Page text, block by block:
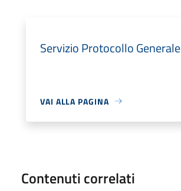
Servizio Protocollo Generale
VAI ALLA PAGINA
Contenuti correlati